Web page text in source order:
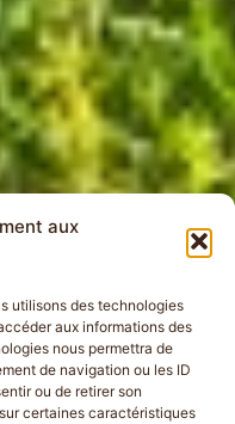
aux
utilisons des technologies
aux informations des
nous permettra de
de navigation ou les ID
ou de retirer son
certaines caractéristiques